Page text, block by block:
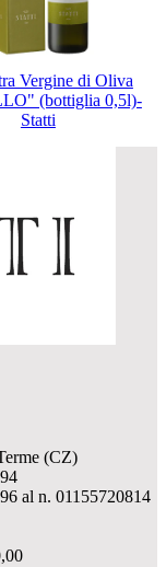
Vergine di Oliva
(bottiglia 0,5l)-
Statti
(CZ)
al n. 01155720814